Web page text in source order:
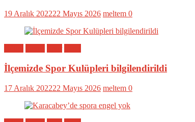
19 Aralık 202222 Mayıs 2026 meltem 0
İlçemizde Spor Kulüpleri bilgilendirildi
17 Aralık 202222 Mayıs 2026 meltem 0